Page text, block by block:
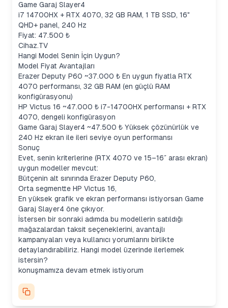
Game Garaj Slayer4
i7 14700HX + RTX 4070, 32 GB RAM, 1 TB SSD, 16"
QHD+ panel, 240 Hz
Fiyat: 47.500 ₺
Cihaz.TV
Hangi Model Senin İçin Uygun?
Model Fiyat Avantajları
Erazer Deputy P60 ~37.000 ₺ En uygun fiyatla RTX
4070 performansı, 32 GB RAM (en güçlü RAM
konfigürasyonu)
HP Victus 16 ~47.000 ₺ i7-14700HX performansı + RTX
4070, dengeli konfigürasyon
Game Garaj Slayer4 ~47.500 ₺ Yüksek çözünürlük ve
240 Hz ekran ile ileri seviye oyun performansı
Sonuç
Evet, senin kriterlerine (RTX 4070 ve 15–16″ arası ekran)
uygun modeller mevcut:
Bütçenin alt sınırında Erazer Deputy P60,
Orta segmentte HP Victus 16,
En yüksek grafik ve ekran performansı istiyorsan Game
Garaj Slayer4 öne çıkıyor.
İstersen bir sonraki adımda bu modellerin satıldığı
mağazalardan taksit seçeneklerini, avantajlı
kampanyaları veya kullanıcı yorumlarını birlikte
detaylandırabiliriz. Hangi model üzerinde ilerlemek
istersin?
konuşmamıza devam etmek istiyorum